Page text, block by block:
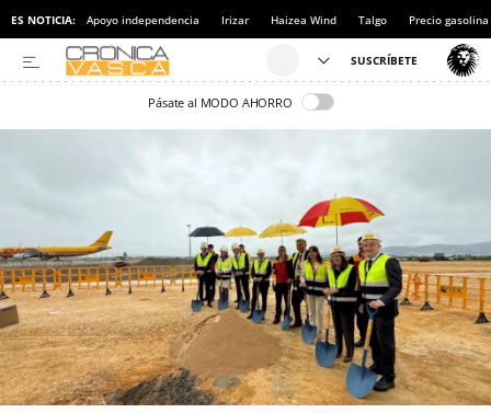
ES NOTICIA: Apoyo independencia Irizar Haizea Wind Talgo Precio gasolina
Pásate al MODO AHORRO